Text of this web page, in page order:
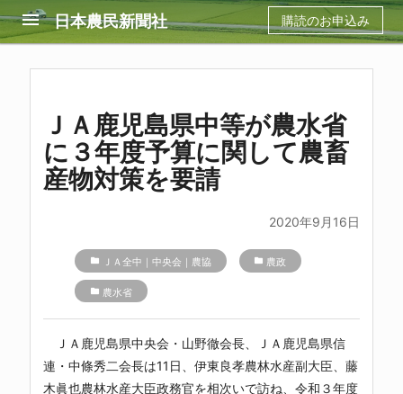
menu 日本農民新聞社 購読のお申込み
ＪＡ鹿児島県中等が農水省
に３年度予算に関して農畜
産物対策を要請
2020年9月16日
folder ＪＡ全中｜中央会｜農協 folder 農政
folder 農水省
ＪＡ鹿児島県中央会・山野徹会長、ＪＡ鹿児島県信
連・中條秀二会長は11日、伊東良孝農林水産副大臣、藤
木眞也農林水産大臣政務官を相次いで訪ね、令和３年度